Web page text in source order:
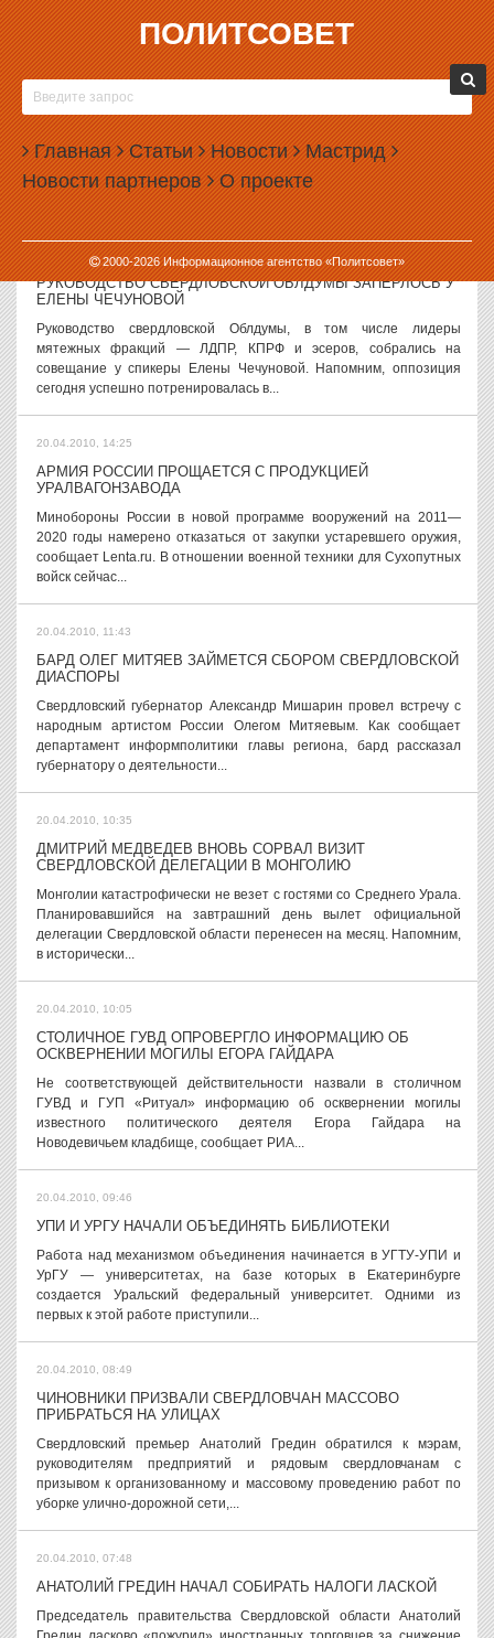
ПОЛИТСОВЕТ
Главная Статьи Новости Мастрид
Новости партнеров О проекте
2000-2026Информационное агентство «Политсовет»
20.04.2010, 16:26
АРХИТЕКТОРЫ ЕКАТЕРИНБУРГА ПРОДОЛЖАЮТ ЛОМАТЬ
КОПЬЯ И КАРАНДАШИ ВОКРУГ НЕПОСТРОЕННОГО ХРАМА
Архитекторы Екатеринбурга сегодня в очередной раз собрались
для обсуждения вопроса о строительстве собора во имя Святой
Екатерины на площади Труда. Напомним, чуть более недели
назад состоялся...
20.04.2010, 14:31
РУКОВОДСТВО СВЕРДЛОВСКОЙ ОБЛДУМЫ ЗАПЕРЛОСЬ У
ЕЛЕНЫ ЧЕЧУНОВОЙ
Руководство свердловской Облдумы, в том числе лидеры
мятежных фракций — ЛДПР, КПРФ и эсеров, собрались на
совещание у спикеры Елены Чечуновой. Напомним, оппозиция
сегодня успешно потренировалась в...
20.04.2010, 14:25
АРМИЯ РОССИИ ПРОЩАЕТСЯ С ПРОДУКЦИЕЙ
УРАЛВАГОНЗАВОДА
Минобороны России в новой программе вооружений на 2011—
2020 годы намерено отказаться от закупки устаревшего оружия,
сообщает Lenta.ru. В отношении военной техники для Сухопутных
войск сейчас...
20.04.2010, 11:43
БАРД ОЛЕГ МИТЯЕВ ЗАЙМЕТСЯ СБОРОМ СВЕРДЛОВСКОЙ
ДИАСПОРЫ
Свердловский губернатор Александр Мишарин провел встречу с
народным артистом России Олегом Митяевым. Как сообщает
департамент информполитики главы региона, бард рассказал
губернатору о деятельности...
20.04.2010, 10:35
ДМИТРИЙ МЕДВЕДЕВ ВНОВЬ СОРВАЛ ВИЗИТ
СВЕРДЛОВСКОЙ ДЕЛЕГАЦИИ В МОНГОЛИЮ
Монголии катастрофически не везет с гостями со Среднего Урала.
Планировавшийся на завтрашний день вылет официальной
делегации Свердловской области перенесен на месяц. Напомним,
в исторически...
20.04.2010, 10:05
СТОЛИЧНОЕ ГУВД ОПРОВЕРГЛО ИНФОРМАЦИЮ ОБ
ОСКВЕРНЕНИИ МОГИЛЫ ЕГОРА ГАЙДАРА
Не соответствующей действительности назвали в столичном
ГУВД и ГУП «Ритуал» информацию об осквернении могилы
известного политического деятеля Егора Гайдара на
Новодевичьем кладбище, сообщает РИА...
20.04.2010, 09:46
УПИ И УРГУ НАЧАЛИ ОБЪЕДИНЯТЬ БИБЛИОТЕКИ
Работа над механизмом объединения начинается в УГТУ-УПИ и
УрГУ — университетах, на базе которых в Екатеринбурге
создается Уральский федеральный университет. Одними из
первых к этой работе приступили...
20.04.2010, 08:49
ЧИНОВНИКИ ПРИЗВАЛИ СВЕРДЛОВЧАН МАССОВО
ПРИБРАТЬСЯ НА УЛИЦАХ
Свердловский премьер Анатолий Гредин обратился к мэрам,
руководителям предприятий и рядовым свердловчанам с
призывом к организованному и массовому проведению работ по
уборке улично-дорожной сети,...
20.04.2010, 07:48
АНАТОЛИЙ ГРЕДИН НАЧАЛ СОБИРАТЬ НАЛОГИ ЛАСКОЙ
Председатель правительства Свердловской области Анатолий